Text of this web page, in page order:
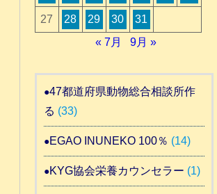
27 28 29 30
31
« 7月
9月 »
47都道府県動物総合相談所作
る (33)
EGAO INUNEKO 100％ (14)
KYG協会栄養カウンセラー (1)